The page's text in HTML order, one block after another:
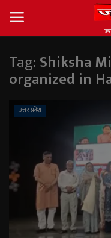
Login
About
देश
अंतर्राष्ट्रीय
Tag:Shiksha
organized in
उत्तर प्रदेश